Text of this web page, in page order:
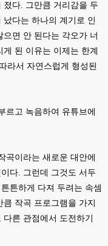
다. 그만큼 거리감을 두
다는 하나의 계기로 인
면 안 된다는 각오가 너
된 이유는 이제는 한계
라서 자연스럽게 형성된
르고 녹음하여 유튜브에
곡이라는 새로운 대안에
다. 그런데 그것도 서두
튼하게 다져 두려는 속셈
작곡 프로그램을 가지
른 관점에서 도전하기